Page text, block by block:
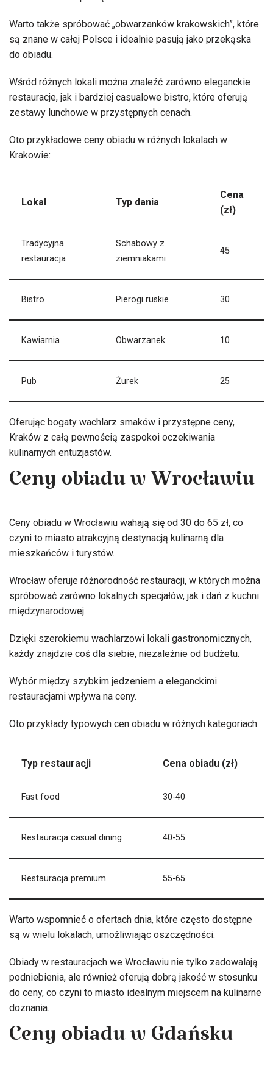
Warto także spróbować „obwarzanków krakowskich”, które
są znane w całej Polsce i idealnie pasują jako przekąska
do obiadu.
Wśród różnych lokali można znaleźć zarówno eleganckie
restauracje, jak i bardziej casualowe bistro, które oferują
zestawy lunchowe w przystępnych cenach.
Oto przykładowe ceny obiadu w różnych lokalach w
Krakowie:
Lokal Typ dania
Cena
(zł)
Tradycyjna
restauracja
Schabowy z
ziemniakami
45
Bistro Pierogi ruskie 30
Kawiarnia Obwarzanek 10
Pub Żurek 25
Oferując bogaty wachlarz smaków i przystępne ceny,
Kraków z całą pewnością zaspokoi oczekiwania
kulinarnych entuzjastów.
Ceny obiadu w Wrocławiu
Ceny obiadu w Wrocławiu wahają się od 30 do 65 zł, co
czyni to miasto atrakcyjną destynacją kulinarną dla
mieszkańców i turystów.
Wrocław oferuje różnorodność restauracji, w których można
spróbować zarówno lokalnych specjałów, jak i dań z kuchni
międzynarodowej.
Dzięki szerokiemu wachlarzowi lokali gastronomicznych,
każdy znajdzie coś dla siebie, niezależnie od budżetu.
Wybór między szybkim jedzeniem a eleganckimi
restauracjami wpływa na ceny.
Oto przykłady typowych cen obiadu w różnych kategoriach:
Typ restauracji Cena obiadu (zł)
Fast food 30-40
Restauracja casual dining 40-55
Restauracja premium 55-65
Warto wspomnieć o ofertach dnia, które często dostępne
są w wielu lokalach, umożliwiając oszczędności.
Obiady w restauracjach we Wrocławiu nie tylko zadowalają
podniebienia, ale również oferują dobrą jakość w stosunku
do ceny, co czyni to miasto idealnym miejscem na kulinarne
doznania.
Ceny obiadu w Gdańsku